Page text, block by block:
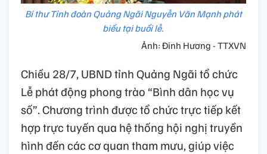
Bí thư Tỉnh đoàn Quảng Ngãi Nguyễn Văn Mạnh phát
biểu tại buổi lễ.
Ảnh: Đinh Hương - TTXVN
Chiều 28/7, UBND tỉnh Quảng Ngãi tổ chức
Lễ phát động phong trào “Bình dân học vụ
số”. Chương trình được tổ chức trực tiếp kết
hợp trực tuyến qua hệ thống hội nghị truyền
hình đến các cơ quan tham mưu, giúp việc